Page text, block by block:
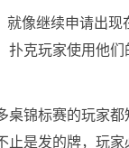
就像继续申请出现
扑克玩家使用他
桌锦标赛的玩家
止是发的牌，玩家